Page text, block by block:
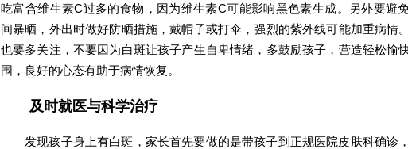
吃富含维生素C过多的食物，因为维生素C可能影响黑色素生成。另外要避
间暴晒，外出时做好防晒措施，戴帽子或打伞，强烈的紫外线可能加重病情
也要多关注，不要因为白斑让孩子产生自卑情绪，多鼓励孩子，营造轻松愉
围，良好的心态有助于病情恢复。
及时就医与科学治疗
发现孩子身上有白斑，家长首先要做的是带孩子到正规医院皮肤科确诊